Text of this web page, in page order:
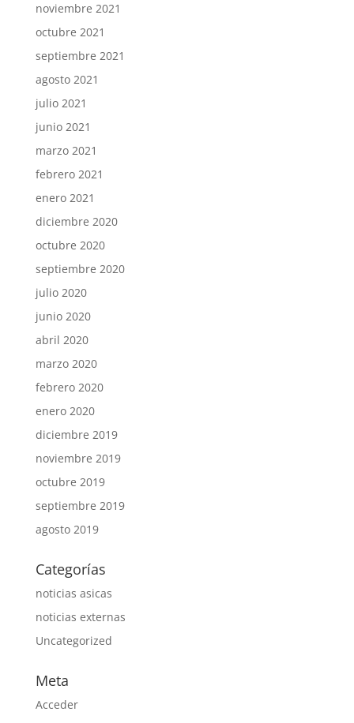
noviembre 2021
octubre 2021
septiembre 2021
agosto 2021
julio 2021
junio 2021
marzo 2021
febrero 2021
enero 2021
diciembre 2020
octubre 2020
septiembre 2020
julio 2020
junio 2020
abril 2020
marzo 2020
febrero 2020
enero 2020
diciembre 2019
noviembre 2019
octubre 2019
septiembre 2019
agosto 2019
Categorías
noticias asicas
noticias externas
Uncategorized
Meta
Acceder